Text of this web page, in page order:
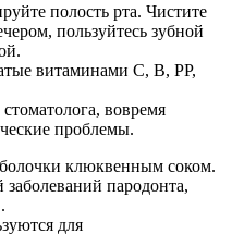
полость рта. Чистите
пользуйтесь зубной
витаминами C, B, PP,
вовремя
проблемы.
клюквенным соком.
пародонта,
для